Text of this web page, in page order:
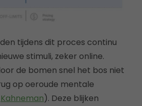
tijdens dit proces continu
stimuli, zeker online.
de bomen snel het bos niet
op oeroude mentale
Kahneman). Deze blijken